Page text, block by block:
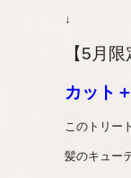
↓
【5月
カット
このトリー
髪のキュー